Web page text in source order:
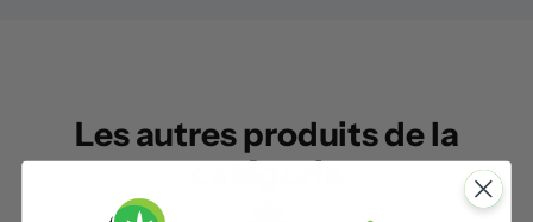
Les autres produits de la
catégorie